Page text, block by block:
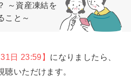
～資産凍結を
こと～
日 23:59】 になりましたら、
いただけます。